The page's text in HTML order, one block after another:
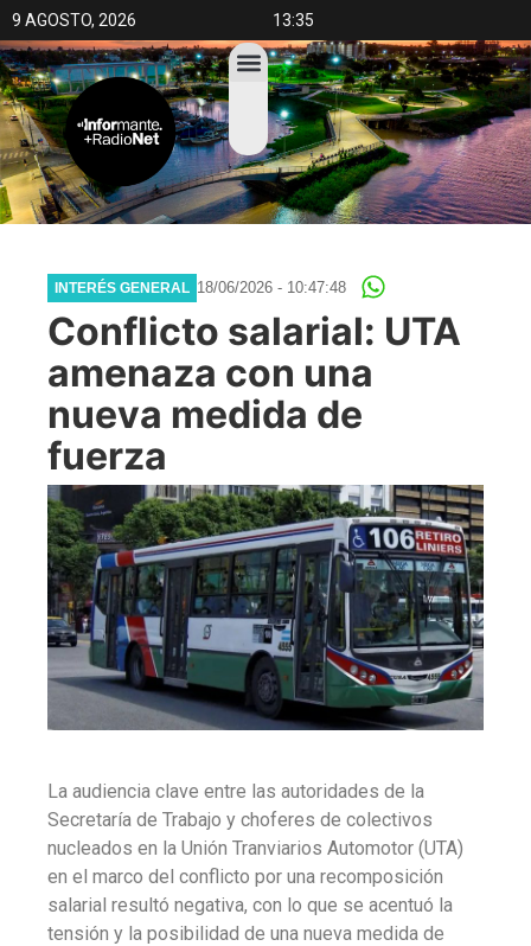
9 AGOSTO, 2026 13:35
INTERÉS GENERAL 18/06/2026 - 10:47:48
Conflicto salarial: UTA
amenaza con una
nueva medida de
fuerza
La audiencia clave entre las autoridades de la
Secretaría de Trabajo y choferes de colectivos
nucleados en la Unión Tranviarios Automotor (UTA)
en el marco del conflicto por una recomposición
salarial resultó negativa, con lo que se acentuó la
tensión y la posibilidad de una nueva medida de